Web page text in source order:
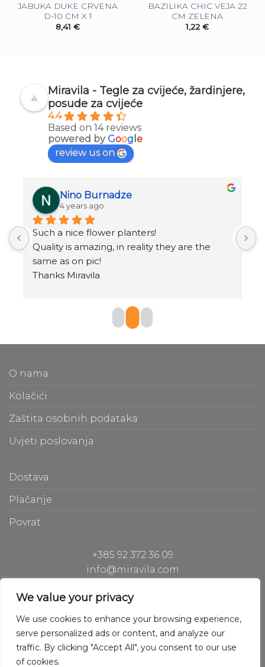
We value your privacy
We use cookies to enhance your browsing experience,
serve personalized ads or content, and analyze our
traffic. By clicking "Accept All", you consent to our use
of cookies.
JABUKA DUKE CRVENA
D-10 CM X 1
8,41 €
BAZILIKA CHIC VEJA 22
CM ZELENA
1,22 €
Miravila - Tegle za cvijeće, žardinjere,
posude za cvijeće
4.4
Based on 14 reviews
powered byGoog e
review us on
Nino Burnadze
4 years ago
Such a nice flower planters!
Quality is amazing, in reality they are the
same as on pic!
Thanks Miravila
O nama
Kolačići
Zaštita osobnih podataka
Uvjeti poslovanja
Dostava
Plačanje
Povrat
+385 92 372 36 09
info@miravila.com
Hladilniška pot 42, 1000 Ljubljana, Slovenia